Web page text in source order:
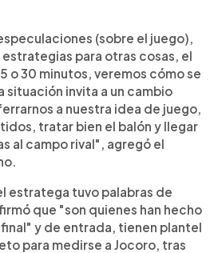
(sobre el juego),
para otras cosas, el
o 30 minutos, veremos cómo se
situación invita a un cambio
a nuestra idea de juego,
tratar bien el balón y llegar
al campo rival", agregó el
estratega tuvo palabras de
que "son quienes han hecho
y de entrada, tienen plantel
para medirse a Jocoro, tras